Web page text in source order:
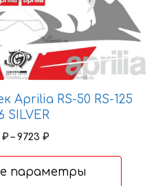
Aprilia RS-50 RS-125
SILVER
₽ – 9723 ₽Диапазон
–
параметры